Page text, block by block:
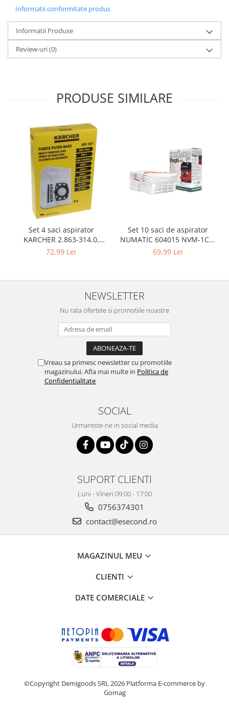
Ochelari de soare
Ochelari de vedere
Gaming, Carti & Birotica
Birotica & Papetarie
Accesorii aparate de ras electrice
Accesorii aparate hair styling
personala
Aparate cosmetice
Articole Sanatate si Wellness
Consumabile sanitare
Cosmetice si produse ingrijire
personala
Igiena dentara
Jucarii, Copii & Bebe
Camera copilului
Hrana bebelusi
Castroane si adapatori animale
Igiena animale de companie
Mobila si transport animale de
Desktop PC & Monitoare
Imprimante, Scanere &
Servere, Componente & UPS
Sport & Activitati in aer liber
Sporturi de interior
Aparate Foto & Accesorii
Informatii conformitate produs
Informatii Produse
Review-uri(0)
PRODUSE SIMILARE
Set 4 saci aspirator
KARCHER 2.863-314.0,
compatibil cu WD, KWD, SE
72,99 Lei
Set 10 saci de aspirator
NUMATIC 604015 NVM-1CH,
9L
69,99 Lei
NEWSLETTER
Nu rata ofertele si promotiile noastre
Vreau sa primesc newsletter cu promotiile
magazinului. Afla mai multe in Politica de
Confidentialitate
SOCIAL
Urmareste-ne in social media
SUPORT CLIENTI
Luni - Vineri 09:00 - 17:00
0756374301
contact@esecond.ro
MAGAZINUL MEU
CLIENTI
DATE COMERCIALE
©Copyright Demigoods SRL 2026 Platforma E-commerce by
Gomag